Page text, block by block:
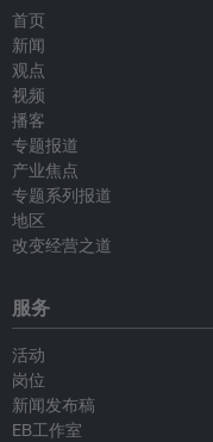
首页
新闻
观点
视频
播客
专题报道
产业焦点
专题系列报道
地区
改变经营之道
服务
活动
岗位
新闻发布稿
EB工作室